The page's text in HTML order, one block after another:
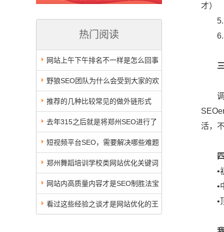
热门阅读
网站上午下午排名不一样是怎么回事
儿呢？
野狼SEO团队为什么会受到大家的欢
迎 推荐的几种比较常见的做外链形式
去年315之后就是将郑州SEO进行了
一个颠覆，今年竟然还是这样
短视频平台SEO，需要解决哪些难题
郑州舞蹈培训学校类网站优化关键词
选择方案
网站内高质量内容才是SEO制胜法宝
看过这些经验之谈才是网站优化的王
才）
5.中
6.白
调查
活，
•初
•中
•顶